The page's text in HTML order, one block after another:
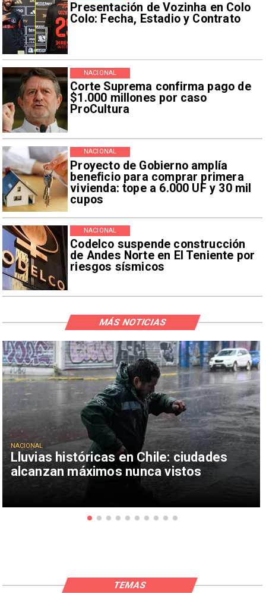
Presentación de Vozinha en Colo
Colo: Fecha, Estadio y Contrato
Corte Suprema confirma pago de
$1.000 millones por caso
ProCultura
NACIONAL
Proyecto de Gobierno amplía
beneficio para comprar primera
vivienda: tope a 6.000 UF y 30 mil
cupos
NACIONAL
Codelco suspende construcción
de Andes Norte en El Teniente por
riesgos sísmicos
NACIONAL
Lluvias históricas en Chile: ciudades
alcanzan máximos nunca vistos
NACIONAL
MÁS NOTICIAS
TEMAS